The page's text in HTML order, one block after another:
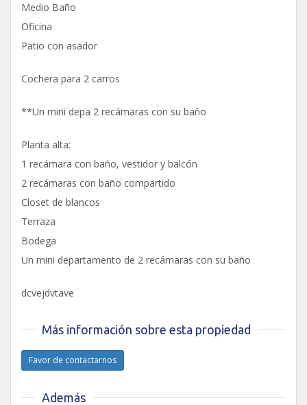
Medio Baño
Oficina
Patio con asador
Cochera para 2 carros
**Un mini depa 2 recámaras con su baño
Planta alta:
1 recámara con baño, vestidor y balcón
2 recámaras con baño compartido
Closet de blancos
Terraza
Bodega
Un mini departamento de 2 recámaras con su baño
dcvejdvtave
Más información sobre esta propiedad
Favor de contactarnos
Además